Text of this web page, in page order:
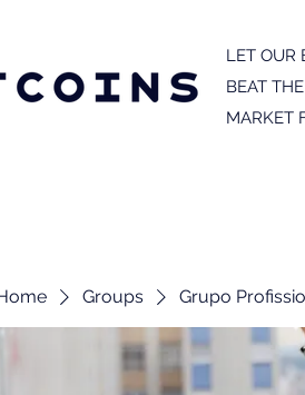
LET OUR
BEAT THE
MARKET
Groups Grupo